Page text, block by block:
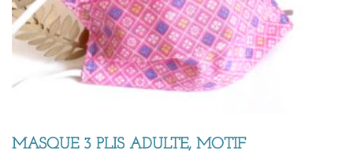
MASQUE 3 PLIS ADULTE, MOTIF